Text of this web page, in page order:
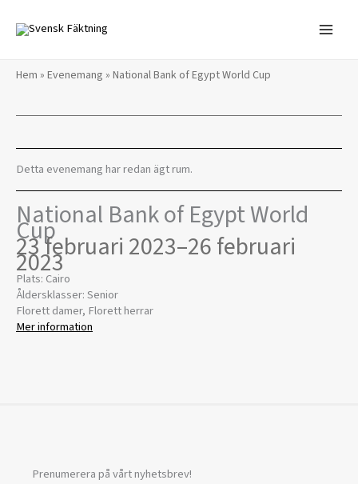
innehåll
Hem » Evenemang » National Bank of Egypt World Cup
Detta evenemang har redan ägt rum.
National Bank of Egypt World
Cup
23 februari 2023–26 februari
2023
Plats: Cairo
Åldersklasser: Senior
Florett damer, Florett herrar
Mer information
Prenumerera på vårt nyhetsbrev!